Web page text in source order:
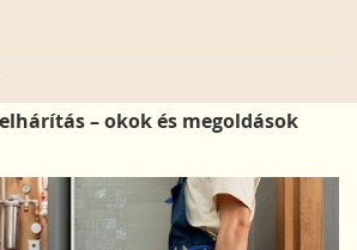
– okok és megoldások